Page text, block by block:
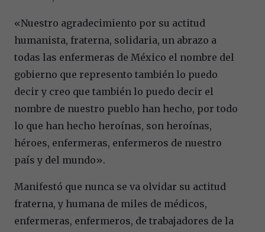
«Nuestro agradecimiento por su actitud
humanista, fraterna, solidaria, un abrazo a
todas las enfermeras de México el nombre del
gobierno que represento también lo puedo
decir y creo que también lo puedo decir el
nombre de nuestro pueblo han hecho, por todo
lo que han hecho heroínas, son heroínas,
héroes, enfermeras, enfermeros de nuestro
país y del mundo».
Manifestó que nunca se va olvidar su actitud
fraterna, y humana de miles de médicos,
enfermeras, enfermeros, de trabajadores de la